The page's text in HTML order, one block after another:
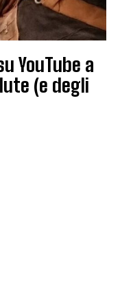
YouTube a
(e degli